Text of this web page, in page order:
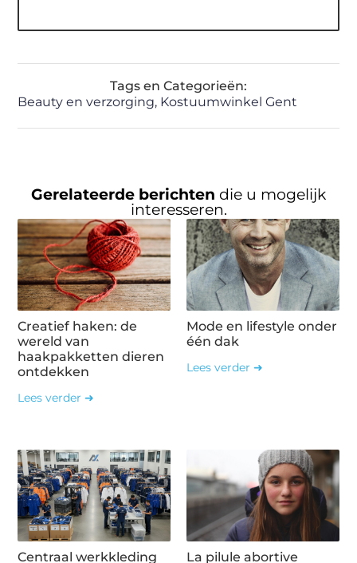
Tags en Categorieën:
Beauty en verzorging, Kostuumwinkel Gent
Gerelateerde berichten die u mogelijk
interesseren.
Creatief haken: de
wereld van
haakpakketten dieren
ontdekken
Lees verder ➜
Mode en lifestyle onder
één dak
Lees verder ➜
Centraal werkkleding
La pilule abortive